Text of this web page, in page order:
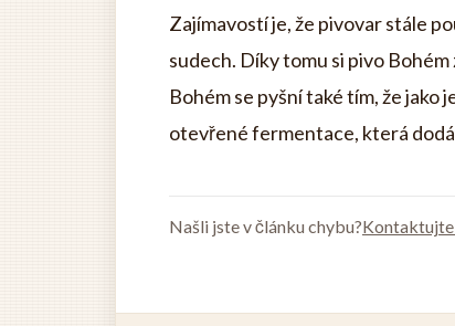
Zajímavostí je, že pivovar stále
sudech. Díky tomu si pivo
Bohém se pyšní také tím, že jako
otevřené fermentace, která
Našli jste v článku chybu?Kontaktujte